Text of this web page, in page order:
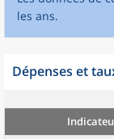
les ans.
Dépenses et